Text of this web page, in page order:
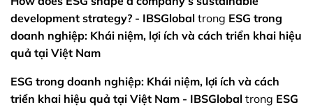
development strategy? - IBSGlobal trong ESG trong
doanh nghiệp: Khái niệm, lợi ích và cách triển khai hiệu
quả tại Việt Nam
ESG trong doanh nghiệp: Khái niệm, lợi ích và cách
triển khai hiệu quả tại Việt Nam - IBSGlobal trong ESG